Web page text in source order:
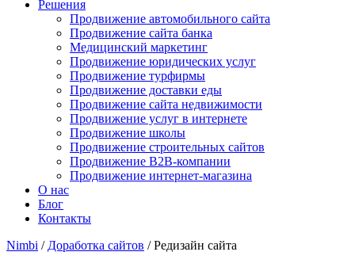
Решения
Продвижение автомобильного сайта
Продвижение сайта банка
Медицинский маркетинг
Продвижение юридических услуг
Продвижение турфирмы
Продвижение доставки еды
Продвижение сайта недвижимости
Продвижение услуг в интернете
Продвижение школы
Продвижение строительных сайтов
Продвижение B2B-компании
Продвижение интернет-магазина
О нас
Блог
Контакты
Nimbi / Доработка сайтов / Редизайн сайта